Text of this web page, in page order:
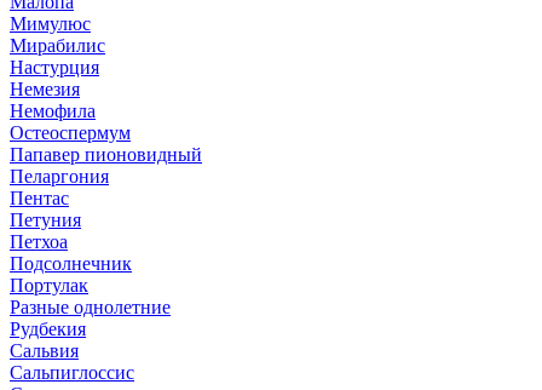
Мимулюс
Мирабилис
Настурция
Немезия
Немофила
Остеоспермум
Папавер пионовидный
Пеларгония
Пентас
Петуния
Петхоа
Подсолнечник
Портулак
Разные однолетние
Рудбекия
Сальвия
Сальпиглоссис